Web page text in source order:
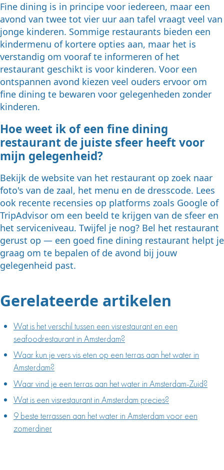
Fine dining is in principe voor iedereen, maar een
avond van twee tot vier uur aan tafel vraagt veel van
jonge kinderen. Sommige restaurants bieden een
kindermenu of kortere opties aan, maar het is
verstandig om vooraf te informeren of het
restaurant geschikt is voor kinderen. Voor een
ontspannen avond kiezen veel ouders ervoor om
fine dining te bewaren voor gelegenheden zonder
kinderen.
Hoe weet ik of een fine dining
restaurant de juiste sfeer heeft voor
mijn gelegenheid?
Bekijk de website van het restaurant op zoek naar
foto's van de zaal, het menu en de dresscode. Lees
ook recente recensies op platforms zoals Google of
TripAdvisor om een beeld te krijgen van de sfeer en
het serviceniveau. Twijfel je nog? Bel het restaurant
gerust op — een goed fine dining restaurant helpt je
graag om te bepalen of de avond bij jouw
gelegenheid past.
Gerelateerde artikelen
Wat is het verschil tussen een visrestaurant en een
seafoodrestaurant in Amsterdam?
Waar kun je vers vis eten op een terras aan het water in
Amsterdam?
Waar vind je een terras aan het water in Amsterdam-Zuid?
Wat is een visrestaurant in Amsterdam precies?
9 beste terrassen aan het water in Amsterdam voor een
zomerdiner